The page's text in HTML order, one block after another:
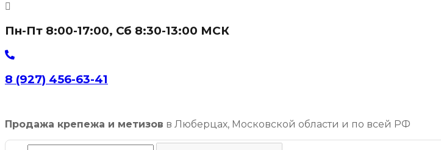
Пн-Пт 8:00-17:00, Сб 8:30-13:00 МСК
8 (927) 456-63-41
Продажа крепежа и метизов в Люберцах, Московской области и по всей РФ